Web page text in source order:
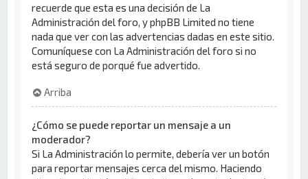
recuerde que esta es una decisión de La
Administración del foro, y phpBB Limited no tiene
nada que ver con las advertencias dadas en este sitio.
Comuníquese con La Administración del foro si no
está seguro de porqué fue advertido.
Arriba
¿Cómo se puede reportar un mensaje a un
moderador?
Si La Administración lo permite, debería ver un botón
para reportar mensajes cerca del mismo. Haciendo